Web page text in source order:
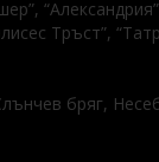
Тръст”,
бряг,